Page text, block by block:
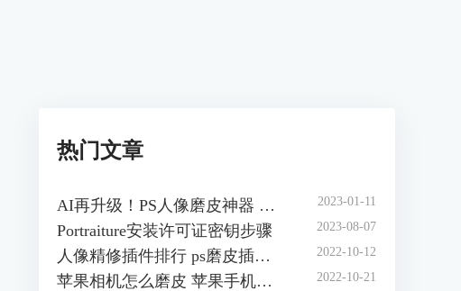
热门文章
AI再升级！PS人像磨皮神器 Portraiture 4 官方中文版正式上线 2023-01-11
Portraiture安装许可证密钥步骤 2023-08-07
人像精修插件排行 ps磨皮插件哪个效果好 2022-10-12
苹果相机怎么磨皮 苹果手机怎么磨皮 2022-10-21